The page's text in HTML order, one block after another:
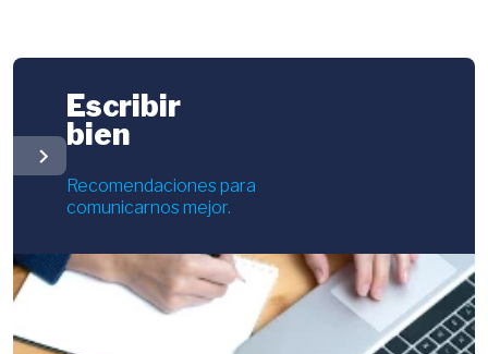
chevron_right
Escribir
bien
Recomendaciones para
comunicarnos mejor.